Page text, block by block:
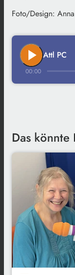
Foto/Design:
play_arrow Attl PC
00:00
Das